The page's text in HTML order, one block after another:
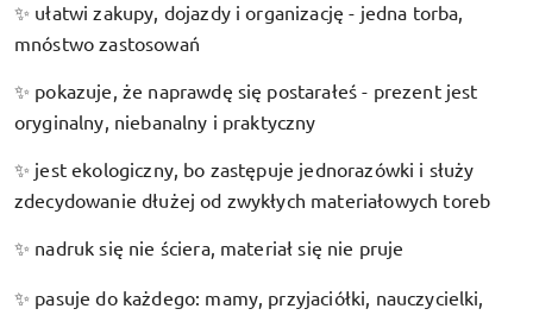
✨ ułatwi zakupy, dojazdy i organizację - jedna torba,
mnóstwo zastosowań
✨ pokazuje, że naprawdę się postarałeś - prezent jest
oryginalny, niebanalny i praktyczny
✨ jest ekologiczny, bo zastępuje jednorazówki i służy
zdecydowanie dłużej od zwykłych materiałowych toreb
✨ nadruk się nie ściera, materiał się nie pruje
✨ pasuje do każdego: mamy, przyjaciółki, nauczycielki,